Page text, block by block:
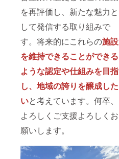
を再評価し、新たな魅力と
して発信する取り組みで
す。将来的にこれらの施設
を維持できることができる
ような認定や仕組みを目指
し、地域の誇りを醸成した
いと考えています。何卒、
よろしくご支援よろしくお
願いします。